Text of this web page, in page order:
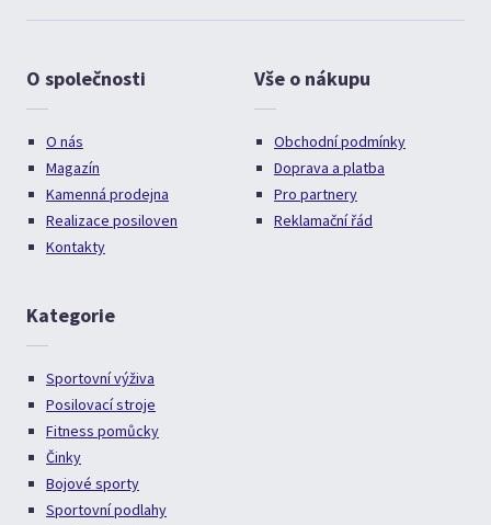
O společnosti
O nás
Magazín
Kamenná prodejna
Realizace posiloven
Kontakty
Vše o nákupu
Obchodní podmínky
Doprava a platba
Pro partnery
Reklamační řád
Kategorie
Sportovní výživa
Posilovací stroje
Fitness pomůcky
Činky
Bojové sporty
Sportovní podlahy